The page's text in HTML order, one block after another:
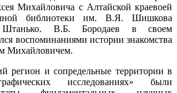
Михайловича с Алтайской краевоей
библиотеки им. В.Я. Шишкова
Штанько. В.Б. Бородаев в своем
воспоминаниями истории знакомства
Михайловичем.
регион и сопредельные территории в
исследованиях» были